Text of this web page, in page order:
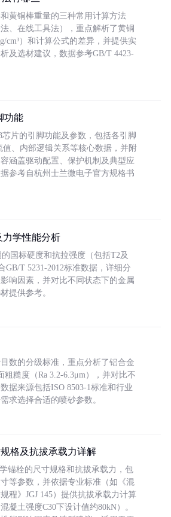
黄铜棒重量的三种常用计算方法
法、在线工具法），重点解析了黄铜
cm³）和计算公式的差异，并提供实
及选材建议，数据参考GB/T 4423-
功能
芯片的引脚功能及参数，包括各引脚
值、内部逻辑关系等核心数据，并附
涵盖驱动配置、保护机制及典型应
参考自杭州士兰微电子官方规格书
力学性能分析
国标硬度和抗拉强度（包括T2及
GB/T 5231-2012标准数据，详细分
响因素，并对比不同状态下的金属
提供参考。
数的分级标准，重点分析了铝合金
粗糙度（Ra 3.2-6.3μm），并对比不
据来源包括ISO 8503-1标准和行业
求选择合适的喷砂参数。
格及抗拔承载力详解
锚栓的尺寸规格和抗拔承载力，包
等参数，并依据专业标准（如《混
程》JGJ 145）提供抗拔承载力计算
凝土强度C30下设计值约80kN）。